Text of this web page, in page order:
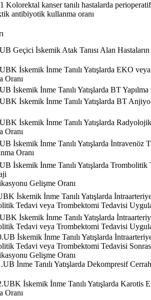
Kolorektal kanser tanılı hastalarda
antibiyotik kullanma oranı
Geçici İskemik Atak Tanısı Alan Hastaların
İskemik İnme Tanılı Yatışlarda EKO
Oranı
İskemik İnme Tanılı Yatışlarda BT Yapılma
İskemik İnme Tanılı Yatışlarda BT
İskemik İnme Tanılı Yatışlarda
Oranı
İskemik İnme Tanılı Yatışlarda İntravenöz
Oranı
İskemik İnme Tanılı Yatışlarda
Gelişme Oranı
İskemik İnme Tanılı Yatışlarda
Tedavi veya Trombektomi Tedavisi
İskemik İnme Tanılı Yatışlarda
Tedavi veya Trombektomi Tedavisi
İskemik İnme Tanılı Yatışlarda
Tedavi veya Trombektomi Tedavisi
Gelişme Oranı
İnme Tanılı Yatışlarda Dekompresif
İskemik İnme Tanılı Yatışlarda Karotis
Oranı